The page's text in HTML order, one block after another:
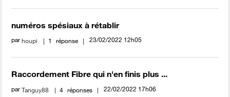
numéros spésiaux à rétablir
parhoupi 1 réponse ‎23/02/2022 12h05
Raccordement Fibre qui n'en finis plus ...
parTanguy88 4 réponses ‎22/02/2022 17h06